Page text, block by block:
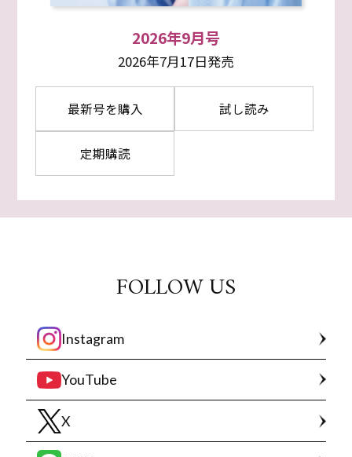
2026年9月号
2026年7月17日発売
最新号を購入 試し読み
定期購読
FOLLOW US
Instagram
YouTube
X